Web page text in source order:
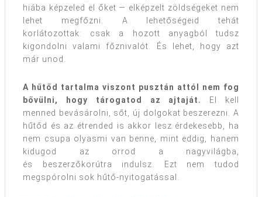
hiába képzeled el őket — elképzelt zöldségeket nem
lehet megfőzni. A lehetőségeid tehát
korlátozottak: csak a hozott anyagból tudsz
kigondolni valami főznivalót. És lehet, hogy azt
már unod.
A hűtőd tartalma viszont pusztán attól nem fog
bővülni, hogy tárogatod az ajtaját.
El kell
menned bevásárolni, sőt, új dolgokat beszerezni. A
hűtőd és az étrended is akkor lesz érdekesebb, ha
nem csupa olyasmi van benne, mint eddig, hanem
kidugod az orrod a nagyvilágba,
és beszerzőkörútra indulsz. Ezt nem tudod
megspórolni sok hűtő-nyitogatással.